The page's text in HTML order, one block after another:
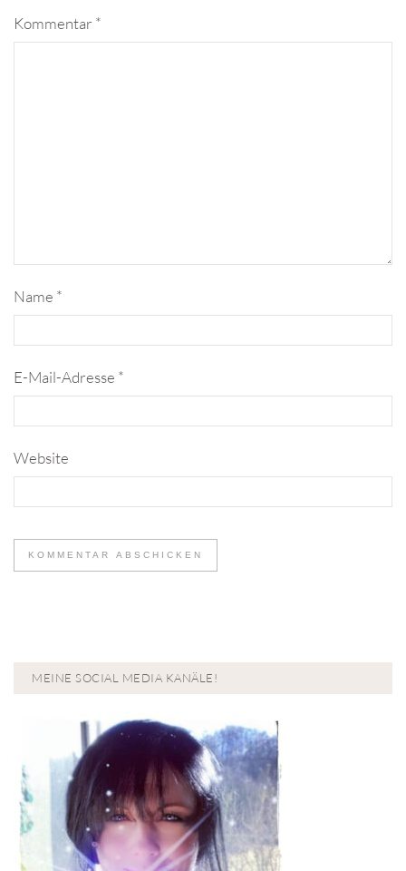
Kommentar *
Name *
E-Mail-Adresse *
Website
MEINE SOCIAL MEDIA KANÄLE!